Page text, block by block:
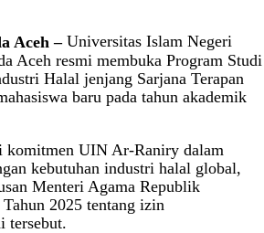
Aceh –Universitas Islam Negeri
Aceh resmi membuka Program Studi
Halal jenjang Sarjana Terapan
baru pada tahun akademik
komitmen UIN Ar-Raniry dalam
kebutuhan industri halal global,
Menteri Agama Republik
2025 tentang izin
tersebut.